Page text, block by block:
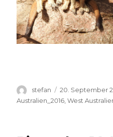
Autor
stefan
Veröffentlicht
am
20. September
Australien_2016 ,West